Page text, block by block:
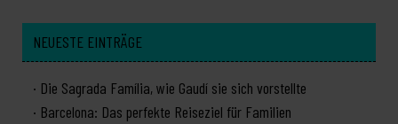
NEUESTE EINTRÄGE
Die Sagrada Família, wie Gaudí sie sich vorstellte
Barcelona: Das perfekte Reiseziel für Familien